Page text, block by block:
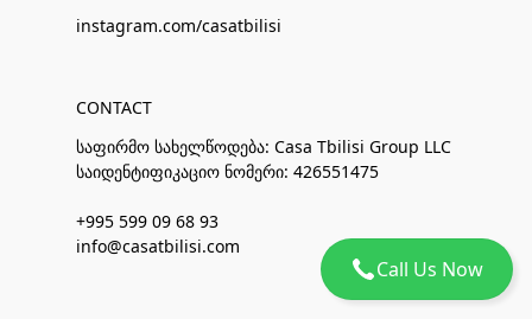
Call Us Now
instagram.com/casatbilisi
CONTACT
საფირმო სახელწოდება: Casa Tbilisi Group LLC
საიდენტიფიკაციო ნომერი: 426551475
+995 599 09 68 93
info@casatbilisi.com